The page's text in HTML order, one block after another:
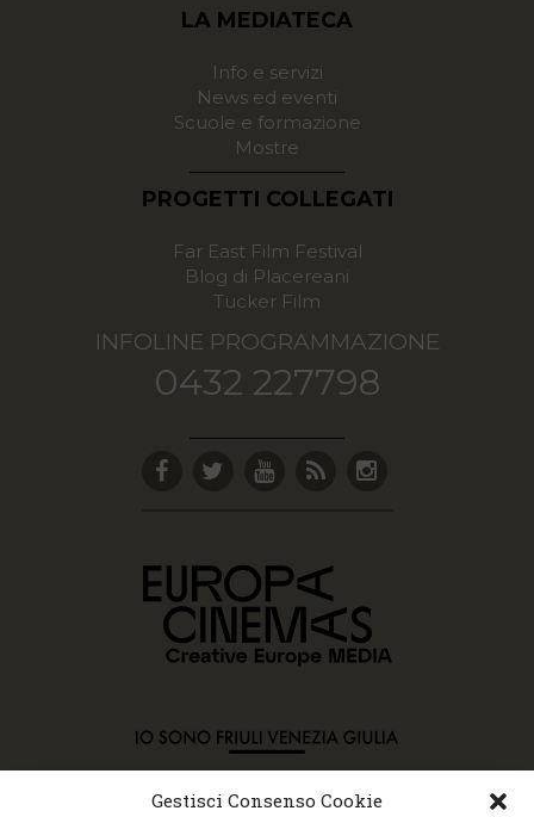
Gestisci Consenso Cookie
LA MEDIATECA
Info e servizi
News ed eventi
Scuole e formazione
Mostre
PROGETTI COLLEGATI
Far East Film Festival
Blog di Placereani
Tucker Film
INFOLINE PROGRAMMAZIONE
0432 227798